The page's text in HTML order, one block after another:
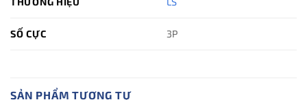
SỐ CỰC 3P
SẢN PHẨM TƯƠNG TỰ